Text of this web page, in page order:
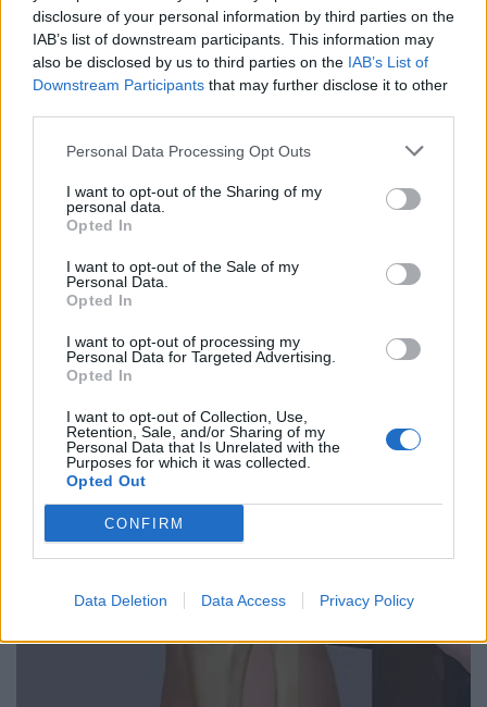
disclosure of your personal information by third parties on the
IAB’s list of downstream participants. This information may
also be disclosed by us to third parties on the IAB’s List of
Downstream Participants that may further disclose it to other
Personal Data Processing Opt Outs
I want to opt-out of the Sharing of my
personal data.
Opted In
I want to opt-out of the Sale of my
Personal Data.
Opted In
I want to opt-out of processing my
Personal Data for Targeted Advertising.
Opted In
I want to opt-out of Collection, Use,
Retention, Sale, and/or Sharing of my
Personal Data that Is Unrelated with the
Purposes for which it was collected.
Opted Out
CONFIRM
Data Deletion Data Access Privacy Policy